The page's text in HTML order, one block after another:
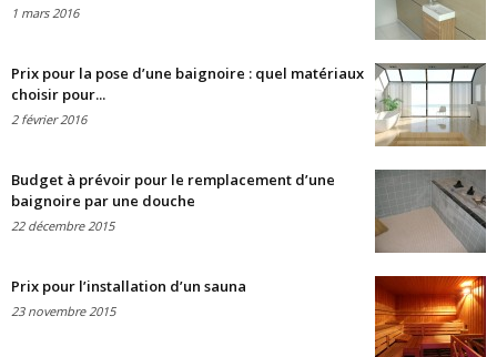
1 mars 2016
Prix pour la pose d’une baignoire : quel matériaux
choisir pour...
2 février 2016
Budget à prévoir pour le remplacement d’une
baignoire par une douche
22 décembre 2015
Prix pour l’installation d’un sauna
23 novembre 2015